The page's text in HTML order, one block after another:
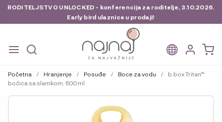
RODITELJSTVO UNLOCKED - konferencija za roditelje, 3.10.2026.
Early bird ulaznice u prodaji!
na
navigaciju
do
sadržaja
Početna / Hranjenje / Posuđe / Boce za vodu /
b.box Tritan™
bočica sa slamkom, 600 ml